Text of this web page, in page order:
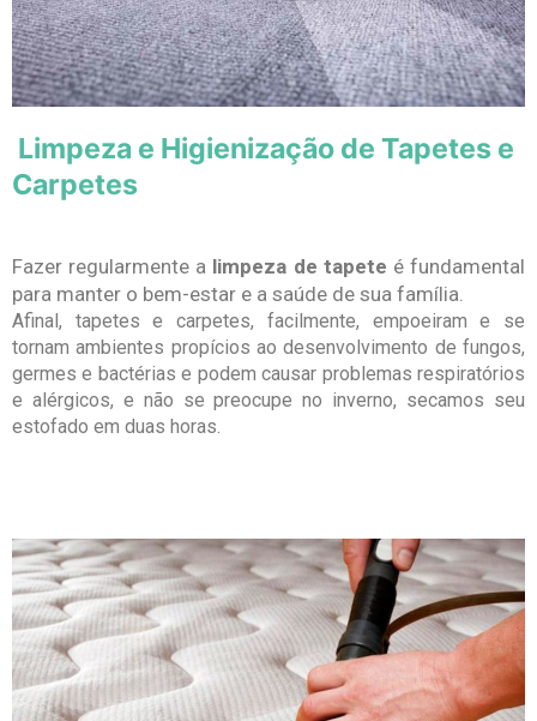
Limpeza e Higienização de Tapetes e
Carpetes
Fazer regularmente a limpeza de tapete é fundamental
para manter o bem-estar e a saúde de sua família.
Afinal, tapetes e carpetes, facilmente, empoeiram e se
tornam ambientes propícios ao desenvolvimento de fungos,
germes e bactérias e podem causar problemas respiratórios
e alérgicos, e não se preocupe no inverno, secamos seu
estofado em duas horas.